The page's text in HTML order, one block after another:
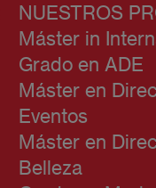
NUESTROS
Máster in
Grado en ADE
Máster en
Eventos
Máster en
Belleza